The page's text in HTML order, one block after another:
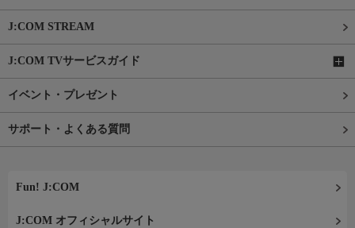
J:COM STREAM
J:COM TVサービスガイド
イベント・プレゼント
サポート・よくある質問
Fun! J:COM
J:COM オフィシャルサイト